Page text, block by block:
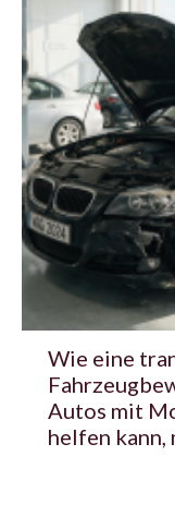
Wie eine
Autos mit
helfen kann,